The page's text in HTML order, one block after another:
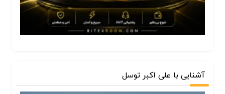
آشنایی با علی اکبر توسل